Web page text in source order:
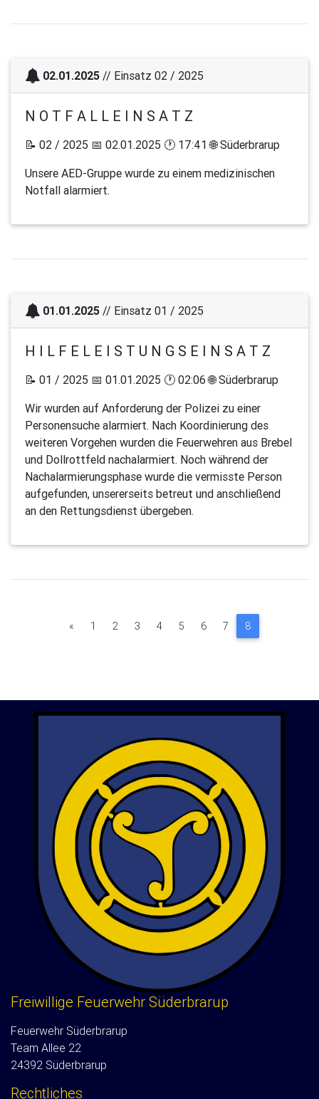
02.01.2025 // Einsatz 02 / 2025
N O T F A L L E I N S A T Z
📝 02 / 2025 📅 02.01.2025 🕐 17:41 🌐 Süderbrarup
Unsere AED-Gruppe wurde zu einem medizinischen
Notfall alarmiert.
01.01.2025 // Einsatz 01 / 2025
H I L F E L E I S T U N G S E I N S A T Z
📝 01 / 2025 📅 01.01.2025 🕐 02:06 🌐 Süderbrarup
Wir wurden auf Anforderung der Polizei zu einer
Personensuche alarmiert. Nach Koordinierung des
weiteren Vorgehen wurden die Feuerwehren aus Brebel
und Dollrottfeld nachalarmiert. Noch während der
Nachalarmierungsphase wurde die vermisste Person
aufgefunden, unsererseits betreut und anschließend
an den Rettungsdienst übergeben.
«Previous
1 2 3 4 5 6 7 8
Freiwillige Feuerwehr Süderbrarup
Feuerwehr Süderbrarup
Team Allee 22
24392 Süderbrarup
Rechtliches